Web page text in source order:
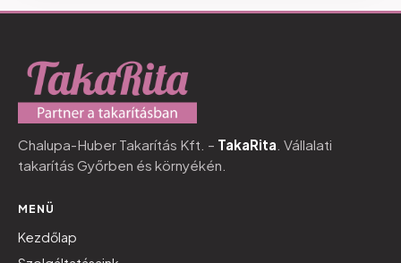
Chalupa-Huber Takarítás Kft. – TakaRita . Vállalati
takarítás Győrben és környékén.
MENÜ
Kezdőlap